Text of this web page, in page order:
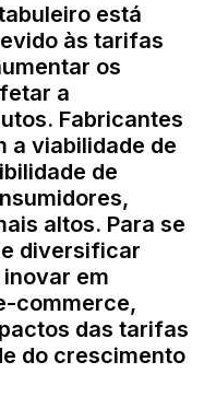
está
às tarifas
os
a
Fabricantes
a viabilidade de
de
altos. Para se
diversificar
em
commerce,
das tarifas
do crescimento